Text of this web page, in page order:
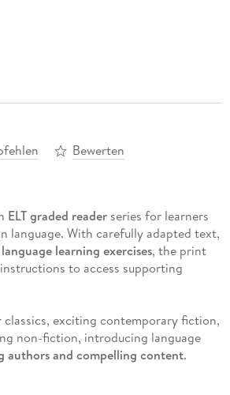
Bewerten
ELT graded readerseries for learners
language. With carefully adapted text,
language learning exercises, the print
to access supporting
classics, exciting contemporary fiction,
non-fiction, introducing language
authors and compelling content.